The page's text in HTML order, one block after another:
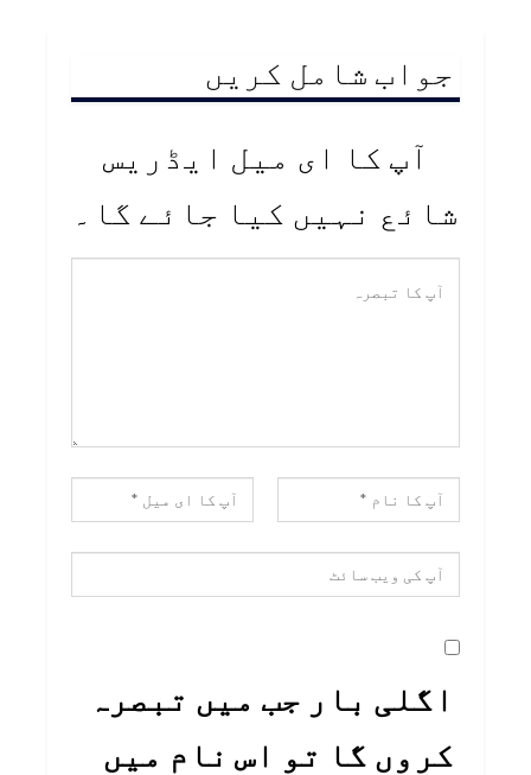
جواب شامل کریں
آپ کا ای میل ایڈریس
شائع نہیں کیا جائے گا۔
اگلی بار جب میں تبصرہ
کروں گا تو اس نام میں